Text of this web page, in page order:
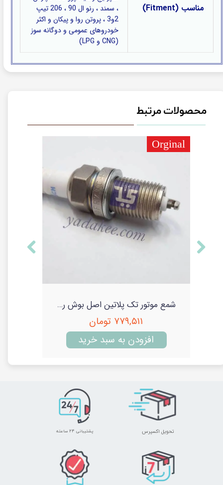
مناسب (Fitment)
، سمند ، رنو ال 90 ، 206 تیپ
2و3 ، پروتن روا و پیکان و اکثر
خودروهای عمومی و دوگانه سوز
(CNG و LPG)
محصولات مرتبط
شمع موتور تک پلاتین اصل بوش روسی اصل پایه استاندار (Bosch)
۷۷۹,۵۱۱ تومان
افزودن به سبد خرید
Orginal
تحویل اکسپرس پشتیبانی ۲۴ ساعته